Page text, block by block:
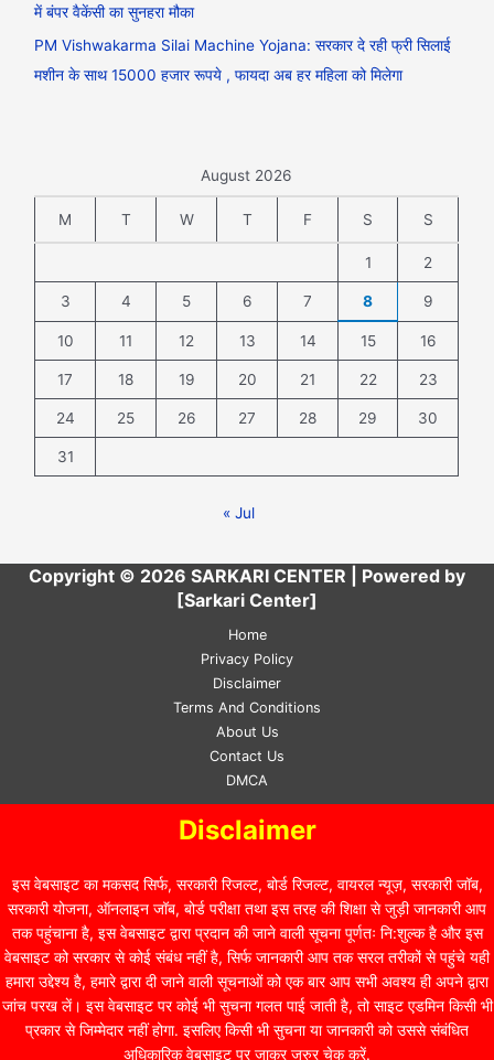
में बंपर वैकेंसी का सुनहरा मौका
PM Vishwakarma Silai Machine Yojana: सरकार दे रही फ्री सिलाई
मशीन के साथ 15000 हजार रूपये , फायदा अब हर महिला को मिलेगा
August 2026
M T W T F S S
1 2
3 4 5 6 7 8 9
10 11 12 13 14 15 16
17 18 19 20 21 22 23
24 25 26 27 28 29 30
31
« Jul
Copyright © 2026 SARKARI CENTER | Powered by
[Sarkari Center]
Home
Privacy Policy
Disclaimer
Terms And Conditions
About Us
Contact Us
DMCA
Disclaimer
इस वेबसाइट का मकसद सिर्फ, सरकारी रिजल्ट, बोर्ड रिजल्ट, वायरल न्यूज़, सरकारी जॉब,
सरकारी योजना, ऑनलाइन जॉब, बोर्ड परीक्षा तथा इस तरह की शिक्षा से जुड़ी जानकारी आप
तक पहुंचाना है, इस वेबसाइट द्वारा प्रदान की जाने वाली सूचना पूर्णतः नि:शुल्क है और इस
वेबसाइट को सरकार से कोई संबंध नहीं है, सिर्फ जानकारी आप तक सरल तरीकों से पहुंचे यही
हमारा उद्देश्य है, हमारे द्वारा दी जाने वाली सूचनाओं को एक बार आप सभी अवश्य ही अपने द्वारा
जांच परख लें। इस वेबसाइट पर कोई भी सुचना गलत पाई जाती है, तो साइट एडमिन किसी भी
प्रकार से जिम्मेदार नहीं होगा. इसलिए किसी भी सुचना या जानकारी को उससे संबंधित
अधिकारिक वेबसाइट पर जाकर जरुर चेक करें.